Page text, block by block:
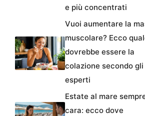
e più concentrati
Vuoi aumentare la
muscolare? Ecco
dovrebbe essere la
colazione secondo gli
esperti
Estate al mare
cara: ecco dove